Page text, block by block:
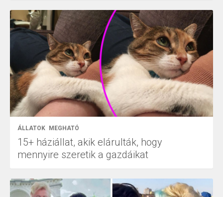
ÁLLATOK MEGHATÓ
15+ háziállat, akik elárulták, hogy
mennyire szeretik a gazdáikat